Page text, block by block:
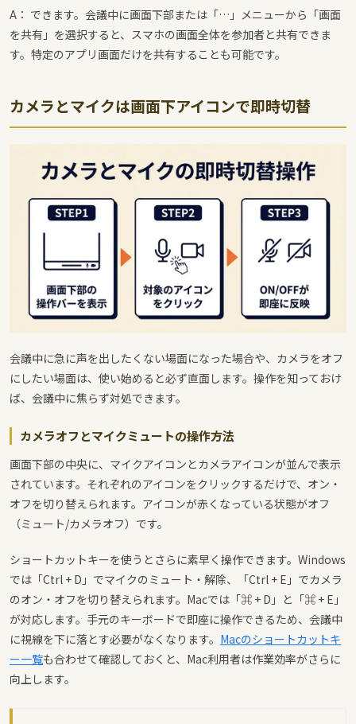
A： できます。会議中に画面下部または「…」メニューから「画面
を共有」を選択すると、スマホの画面全体を参加者と共有できま
す。特定のアプリ画面だけを共有することも可能です。
カメラとマイクは画面下アイコンで即時切替
会議中に急に声を出したくない場面になった場合や、カメラをオフ
にしたい場面は、使い始めると必ず直面します。操作を知っておけ
ば、会議中に焦らず対処できます。
カメラオフとマイクミュートの操作方法
画面下部の中央に、マイクアイコンとカメラアイコンが並んで表示
されています。それぞれのアイコンをクリックするだけで、オン・
オフを切り替えられます。アイコンが赤くなっている状態がオフ
（ミュート/カメラオフ）です。
ショートカットキーを使うとさらに素早く操作できます。Windows
では「Ctrl + D」でマイクのミュート・解除、「Ctrl + E」でカメラ
のオン・オフを切り替えられます。Macでは「⌘ + D」と「⌘ + E」
が対応します。手元のキーボードで即座に操作できるため、会議中
に視線を下に落とす必要がなくなります。 Macのショートカットキ
ー一覧も合わせて確認しておくと、Mac利用者は作業効率がさらに
向上します。